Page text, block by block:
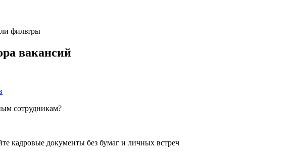
фильтры
вакансий
сотрудникам?
кадровые документы без бумаг и личных встреч